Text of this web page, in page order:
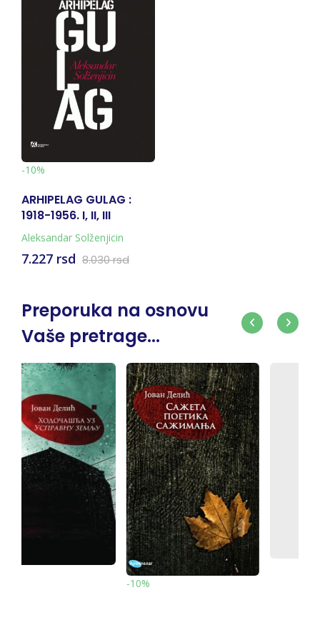
-10%
ARHIPELAG GULAG :
1918-1956. I, II, III
Aleksandar Solženjicin
7.227 rsd 8.030 rsd
Preporuka na osnovu
Vaše pretrage...